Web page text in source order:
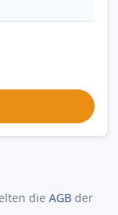
die AGB der